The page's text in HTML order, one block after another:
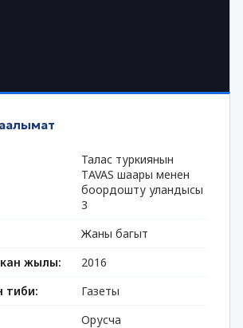
Талас туркиянын
ТAVAS шаары менен
боордошту уландысы
3
Жаны багыт
жылы:
2016
тиби:
Газеты
Орусча